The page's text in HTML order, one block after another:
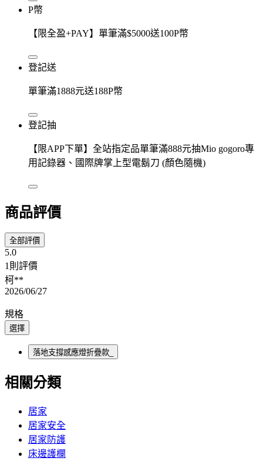
P幣
【限全盈+PAY】單筆滿$5000送100P幣
登記送
單筆滿1888元送188P幣
登記抽
【限APP下單】全站指定品單筆滿888元抽Mio gogoro專
用記錄器、國際牌掌上型電鬍刀 (顏色隨機)
商品評價
全部評價
5.0
1則評價
柯**
2026/06/27
規格
選擇
落地支撐感應燈折疊款_
相關分類
居家
居家安全
居家防護
床邊護欄